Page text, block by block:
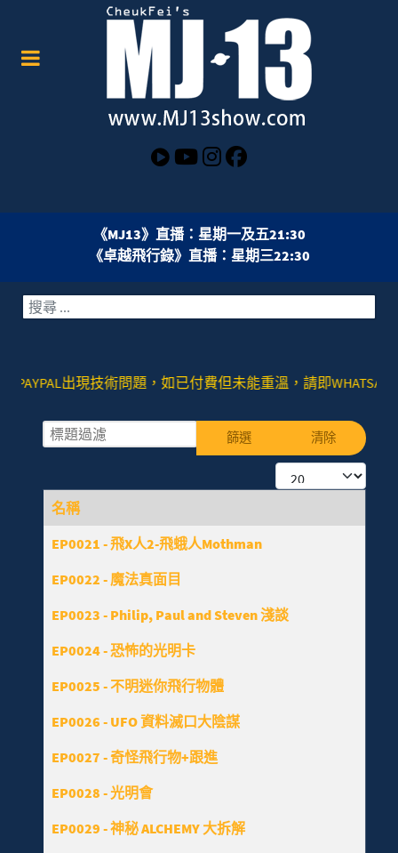
《MJ13》直播：星期一及五21:30
《卓越飛行錄》直播：星期三22:30
搜索
出現技術問題，如已付費但未能重溫，請即WHATSAPP或者
標題過濾 篩選 清除
每頁顯示條數
名稱
EP0021 - 飛X人2-飛蛾人Mothman
EP0022 - 魔法真面目
EP0023 - Philip, Paul and Steven 淺談
EP0024 - 恐怖的光明卡
EP0025 - 不明迷你飛行物體
EP0026 - UFO 資料滅口大陰謀
EP0027 - 奇怪飛行物+跟進
EP0028 - 光明會
EP0029 - 神秘 ALCHEMY 大拆解